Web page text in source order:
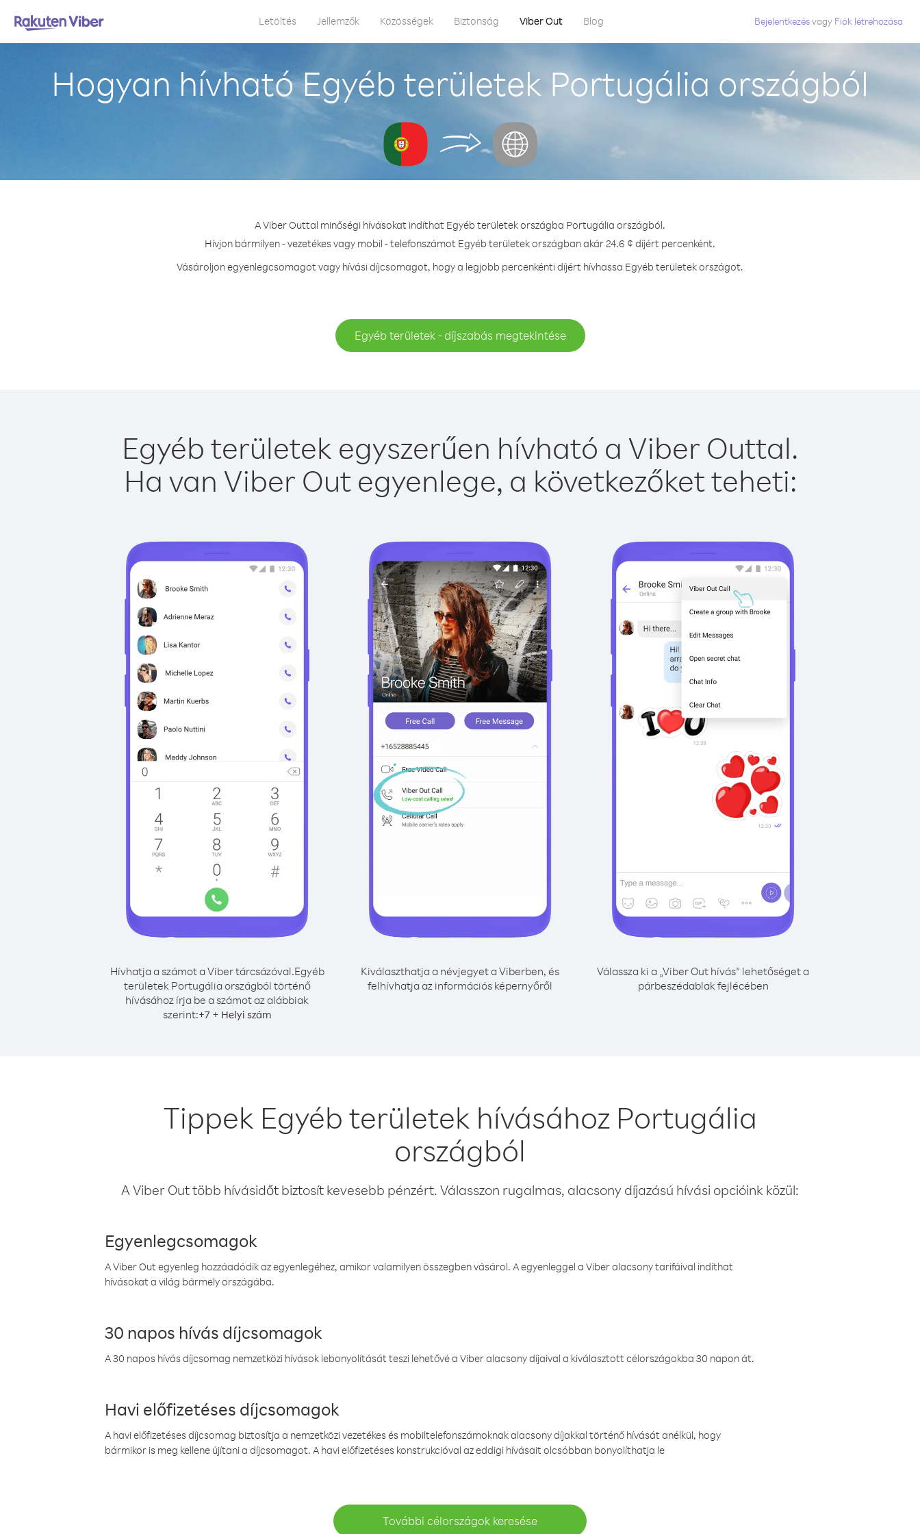
Letöltés Jellemzők Közösségek Biztonság Viber Out Blog Bejelentkezésvagy Fiók létrehozása
Hogyan hívható Egyéb területek Portugália országból
A Viber Outtal minőségi hívásokat indíthat Egyéb területek országba Portugália országból.
Hívjon bármilyen - vezetékes vagy mobil - telefonszámot Egyéb területek országban akár 24.6 ¢ díjért percenként.
Vásároljon egyenlegcsomagot vagy hívási díjcsomagot, hogy a legjobb percenkénti díjért hívhassa Egyéb területek országot.
Egyéb területek - díjszabás megtekintése
Egyéb területek egyszerűen hívható a Viber Outtal.
Ha van Viber Out egyenlege, a következőket teheti:
Hívhatja a számot a Viber tárcsázóval.Egyéb
területek Portugália országból történő
hívásához írja be a számot az alábbiak
szerint:+7 + Helyi szám
Kiválaszthatja a névjegyet a Viberben, és
felhívhatja az információs képernyőről
Válassza ki a „Viber Out hívás” lehetőséget a
párbeszédablak fejlécében
Tippek Egyéb területek hívásához Portugália
országból
A Viber Out több hívásidőt biztosít kevesebb pénzért. Válasszon rugalmas, alacsony díjazású hívási opcióink közül:
Egyenlegcsomagok
A Viber Out egyenleg hozzáadódik az egyenlegéhez, amikor valamilyen összegben vásárol. A egyenleggel a Viber alacsony tarifáival indíthat
hívásokat a világ bármely országába.
30 napos hívás díjcsomagok
A 30 napos hívás díjcsomag nemzetközi hívások lebonyolítását teszi lehetővé a Viber alacsony díjaival a kiválasztott célországokba 30 napon át.
Havi előfizetéses díjcsomagok
A havi előfizetéses díjcsomag biztosítja a nemzetközi vezetékes és mobiltelefonszámoknak alacsony díjakkal történő hívását anélkül, hogy
bármikor is meg kellene újítani a díjcsomagot. A havi előfizetéses konstrukcióval az eddigi hívásait olcsóbban bonyolíthatja le
További célországok keresése